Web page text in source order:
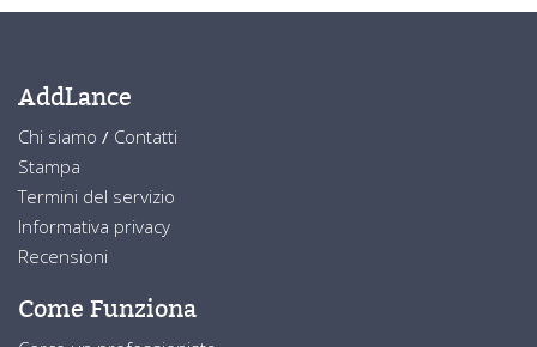
AddLance
Chi siamo / Contatti
Stampa
Termini del servizio
Informativa privacy
Recensioni
Come Funziona